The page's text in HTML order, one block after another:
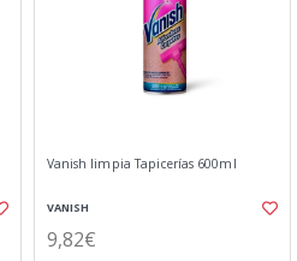
Vanish limpia Tapicerías 600ml
VANISH
9,82€